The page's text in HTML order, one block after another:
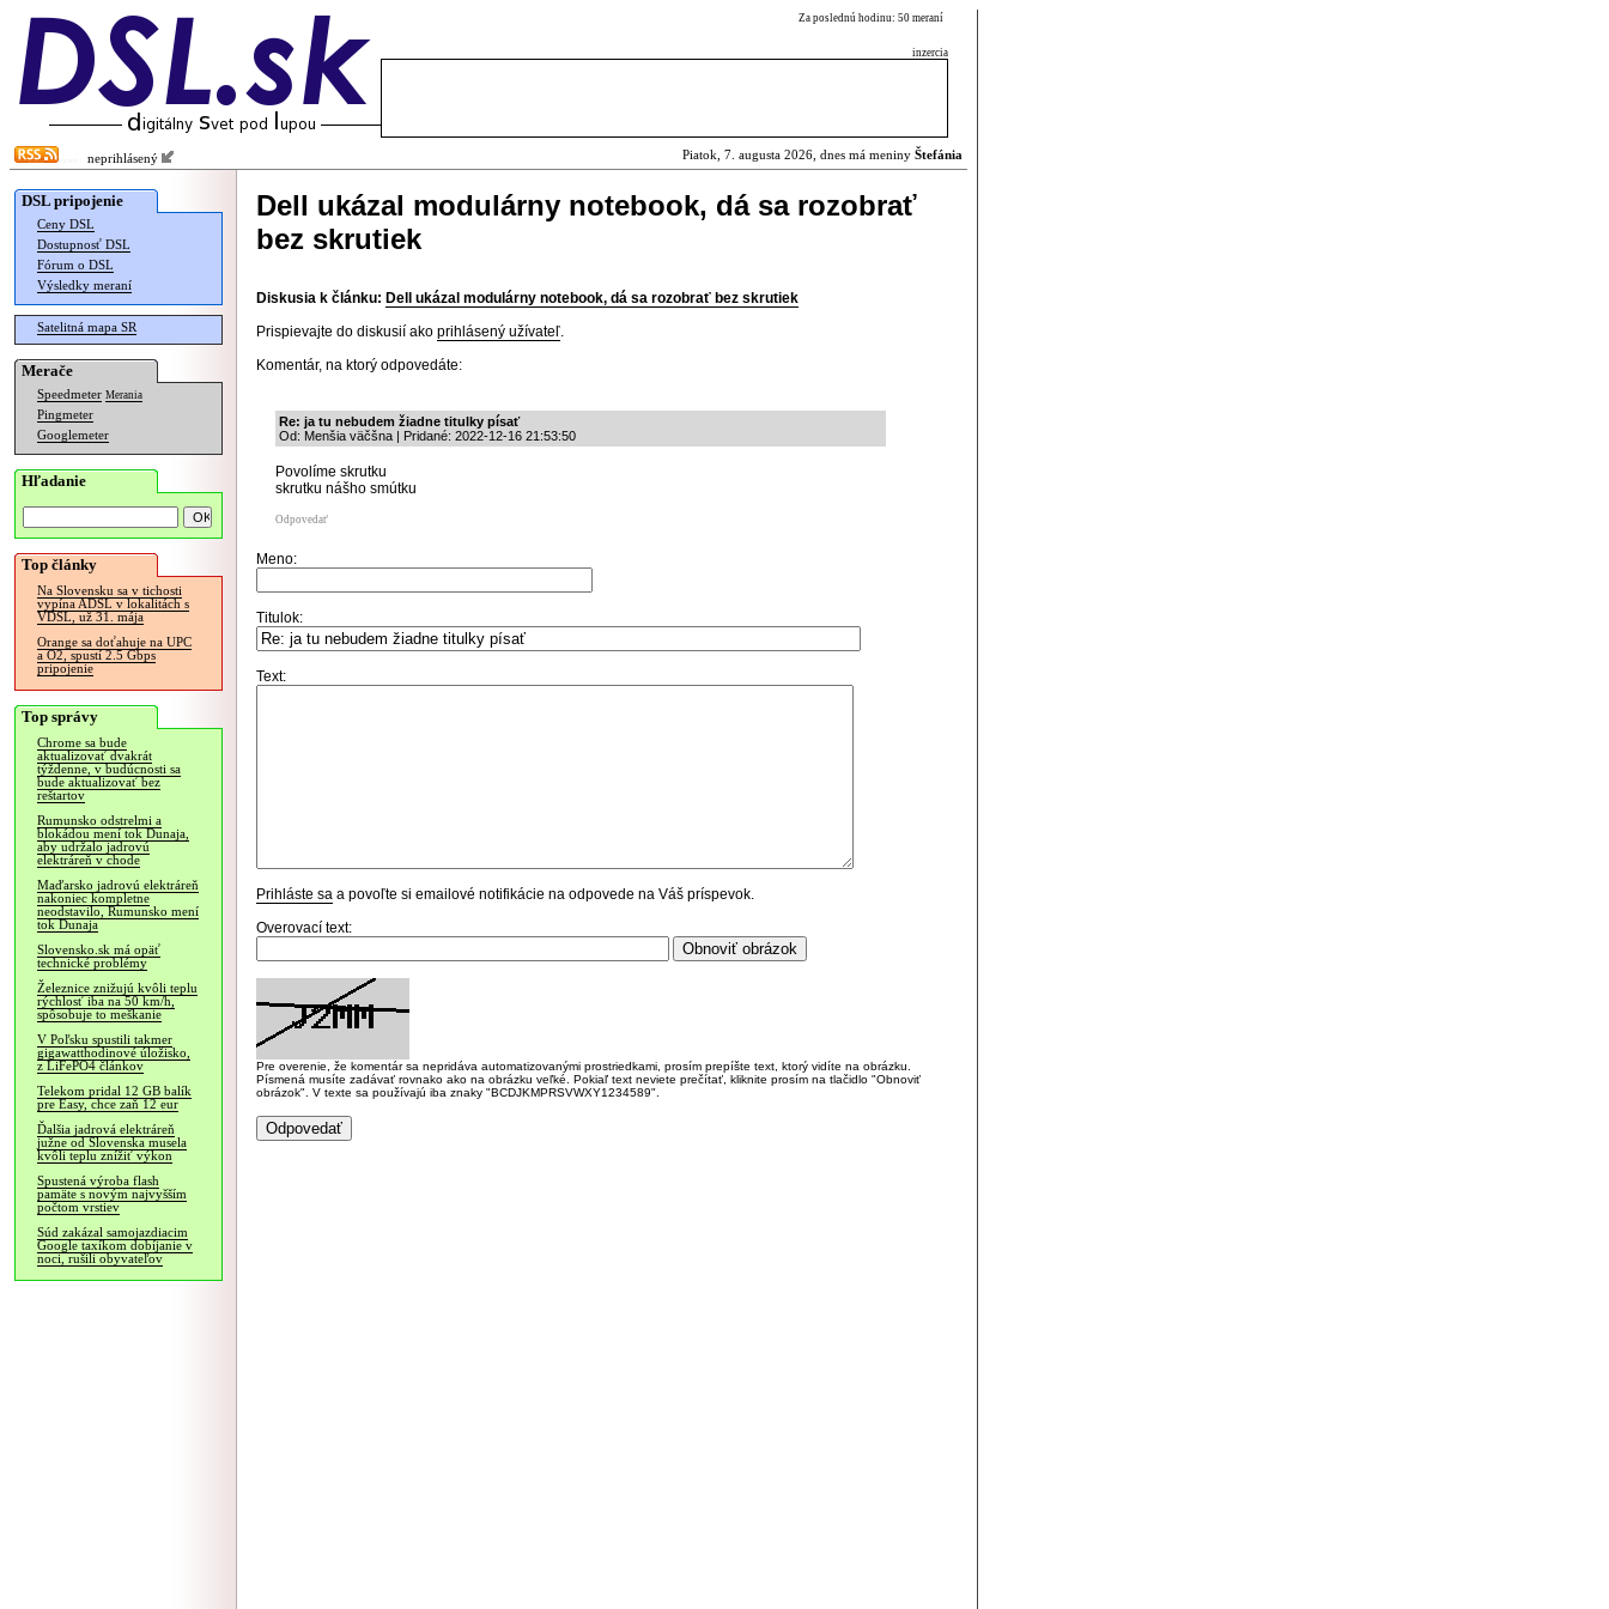
Za poslednú hodinu: 50 meraní
inzercia
neprihlásený Piatok, 7. augusta 2026, dnes má meniny Štefánia
DSL pripojenie
Ceny DSL
Dostupnosť DSL
Fórum o DSL
Výsledky meraní
Satelitná mapa SR
Merače
Speedmeter Merania
Pingmeter
Googlemeter
Hľadanie
Top články
Na Slovensku sa v tichosti
vypína ADSL v lokalitách s
VDSL, už 31. mája
Orange sa doťahuje na UPC
a O2, spustí 2.5 Gbps
pripojenie
Top správy
Chrome sa bude
aktualizovať dvakrát
týždenne, v budúcnosti sa
bude aktualizovať bez
reštartov
Rumunsko odstrelmi a
blokádou mení tok Dunaja,
aby udržalo jadrovú
elektráreň v chode
Maďarsko jadrovú elektráreň
nakoniec kompletne
neodstavilo, Rumunsko mení
tok Dunaja
Slovensko.sk má opäť
technické problémy
Železnice znižujú kvôli teplu
rýchlosť iba na 50 km/h,
spôsobuje to meškanie
V Poľsku spustili takmer
gigawatthodinové úložisko,
z LiFePO4 článkov
Telekom pridal 12 GB balík
pre Easy, chce zaň 12 eur
Ďalšia jadrová elektráreň
južne od Slovenska musela
kvôli teplu znížiť výkon
Spustená výroba flash
pamäte s novým najvyšším
počtom vrstiev
Súd zakázal samojazdiacim
Google taxíkom dobíjanie v
noci, rušili obyvateľov
Dell ukázal modulárny notebook, dá sa rozobrať
bez skrutiek
Diskusia k článku: Dell ukázal modulárny notebook, dá sa rozobrať bez skrutiek
Prispievajte do diskusií ako prihlásený užívateľ.
Komentár, na ktorý odpovedáte:
Re: ja tu nebudem žiadne titulky písať
Od: Menšia väčšna | Pridané: 2022-12-16 21:53:50
Povolíme skrutku
skrutku nášho smútku
Odpovedať
Meno:
Titulok:
Text:
Prihláste sa a povoľte si emailové notifikácie na odpovede na Váš príspevok.
Overovací text:
Pre overenie, že komentár sa nepridáva automatizovanými prostriedkami, prosím prepíšte text, ktorý vidíte na obrázku.
Písmená musíte zadávať rovnako ako na obrázku veľké. Pokiaľ text neviete prečítať, kliknite prosím na tlačidlo "Obnoviť
obrázok". V texte sa používajú iba znaky "BCDJKMPRSVWXY1234589".